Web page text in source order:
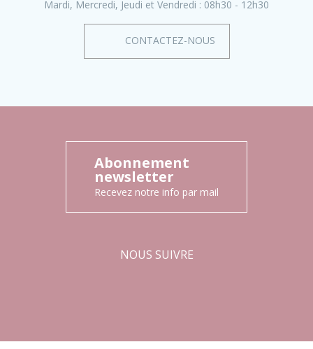
Mardi, Mercredi, Jeudi et Vendredi : 08h30 - 12h30
CONTACTEZ-NOUS
Abonnement
newsletter
Recevez notre info par mail
NOUS SUIVRE